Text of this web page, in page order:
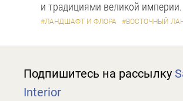
и традициями великой империи.
#ЛАНДШАФТ И ФЛОРА #ВОСТОЧНЫЙ
Подпишитесь на рассылку
Interior